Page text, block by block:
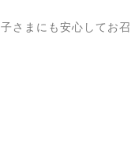
さまにも安心してお